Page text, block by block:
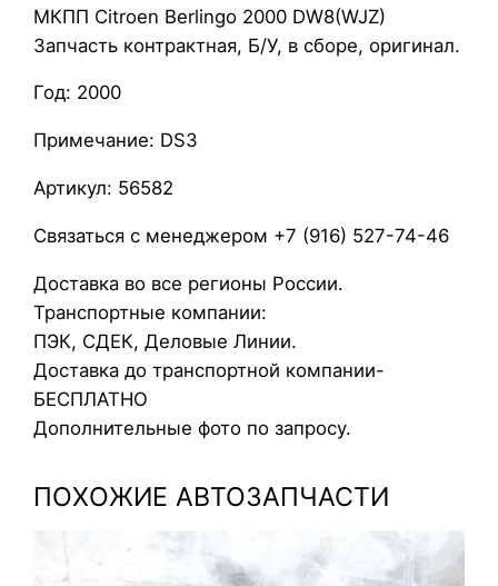
М
К
П
C
t
o
e
n
B
e
r
l
g
МКПП Citroen Berlingo 2000 DW8(WJZ)
Запчасть контрактная, Б/У, в сборе, оригинал.
Год: 2000
Примечание: DS3
Артикул: 56582
Связаться с менеджером +7 (916) 527-74-46
Доставка во все регионы России.
Транспортные компании:
ПЭК, СДЕК, Деловые Линии.
Доставка до транспортной компании-
БЕСПЛАТНО
Дополнительные фото по запросу.
ПОХОЖИЕ АВТОЗАПЧАСТИ